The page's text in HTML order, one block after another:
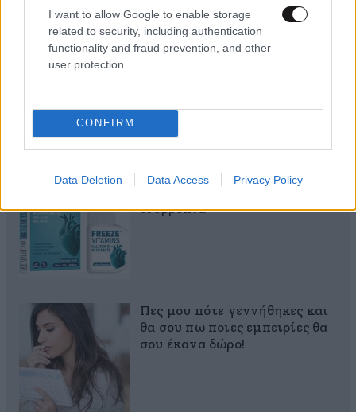
I want to allow Google to enable storage
related to security, including authentication
functionality and fraud prevention, and other
user protection.
CONFIRM
Data Deletion Data Access Privacy Policy
MARKET NEWS
Ο απόλυτος σύμμαχος στην
ισορροπία
Πες μου πότε γεννήθηκες και
θα σου πω ποιες εμπειρίες θα
σου έκανα δώρο!